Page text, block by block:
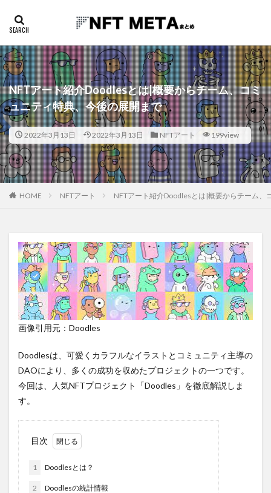
NFTアート紹介Doodlesとは|概要からチーム、コミ
ュニティ特典、今後の展開まで
2022年3月13日 2022年3月13日 NFTアート 199view
HOME NFTアート NFTアート紹介Doodlesとは|概要からチーム、
画像引用元：Doodles
Doodlesは、可愛くカラフルなイラストとコミュニティ主導の
DAOにより、多くの成功を収めたプロジェクトの一つです。
今回は、人気NFTプロジェクト「Doodles」を徹底解説しま
す。
目次
1 Doodlesとは？
2 Doodlesの統計情報